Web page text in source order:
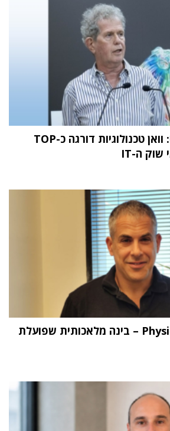
מחקר STKI השנתי: וואן טכנולוגיות דורגה כ-TOP
"העתיד הוא Physical AI – בינה מלאכותית שפועלת